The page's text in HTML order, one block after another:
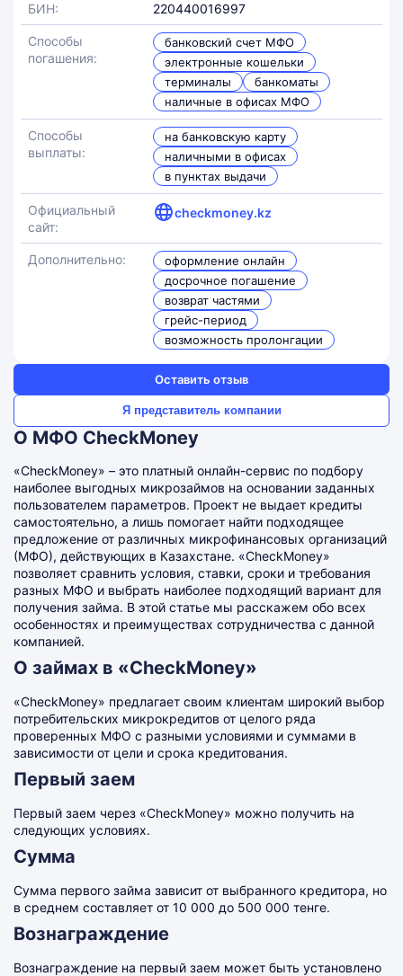
БИН: 220440016997
Способы
погашения:
банковский счет МФО
электронные кошельки
терминалы
банкоматы
наличные в офисах МФО
Способы
выплаты:
на банковскую карту
наличными в офисах
в пунктах выдачи
Официальный
сайт:
checkmoney.kz
Дополнительно:
оформление онлайн
досрочное погашение
возврат частями
грейс-период
возможность пролонгации
Оставить отзыв
Я представитель компании
О МФО CheckMoney
«CheckMoney» – это платный онлайн-сервис по подбору
наиболее выгодных микрозаймов на основании заданных
пользователем параметров. Проект не выдает кредиты
самостоятельно, а лишь помогает найти подходящее
предложение от различных микрофинансовых организаций
(МФО), действующих в Казахстане. «CheckMoney»
позволяет сравнить условия, ставки, сроки и требования
разных МФО и выбрать наиболее подходящий вариант для
получения займа. В этой статье мы расскажем обо всех
особенностях и преимуществах сотрудничества с данной
компанией.
О займах в «CheckMoney»
«CheckMoney» предлагает своим клиентам широкий выбор
потребительских микрокредитов от целого ряда
проверенных МФО с разными условиями и суммами в
зависимости от цели и срока кредитования.
Первый заем
Первый заем через «CheckMoney» можно получить на
следующих условиях.
Сумма
Сумма первого займа зависит от выбранного кредитора, но
в среднем составляет от 10 000 до 500 000 тенге.
Вознаграждение
Вознаграждение на первый заем может быть установлено